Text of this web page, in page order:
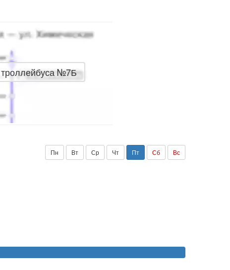
№7Б
Пн Вт Ср Чт Пт Сб Вс